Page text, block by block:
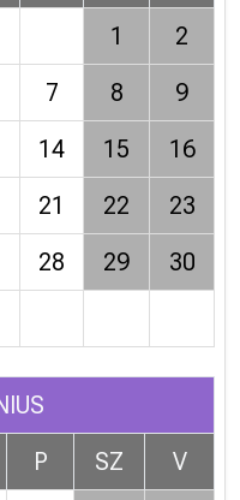
1
2
7 8
9
14 15
16
21 22
23
28 29
30
P SZ
V